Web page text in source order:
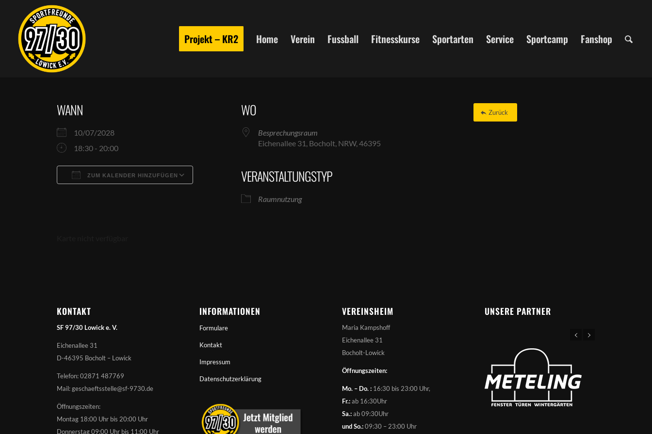
Projekt – KR2 Home Verein Fussball Fitnesskurse Sportarten Service Sportcamp Fanshop
WANN
10/07/2028
18:30 - 20:00
ZUM KALENDER HINZUFÜGEN
Google Kalender
WO
Besprechungsraum
Eichenallee 31, Bocholt, NRW, 46395
VERANSTALTUNGSTYP
Raumnutzung
Zurück
KONTAKT
SF 97/30 Lowick e. V.
Eichenallee 31
D-46395 Bocholt – Lowick
Telefon: 02871 487769
Mail: geschaeftsstelle@sf-9730.de
Öffnungszeiten:
Montag 18:00 Uhr bis 20:00 Uhr
Donnerstag 09:00 Uhr bis 11:00 Uhr
INFORMATIONEN
Formulare
Kontakt
Impressum
Datenschutzerklärung
VEREINSHEIM
Maria Kampshoff
Eichenallee 31
Bocholt-Lowick
Öffnungszeiten:
Mo. – Do. : 16:30 bis 23:00 Uhr,
Fr.:ab 16:30Uhr
Sa.:ab 09:30Uhr
und So.:09:30 – 23:00 Uhr
UNSERE PARTNER